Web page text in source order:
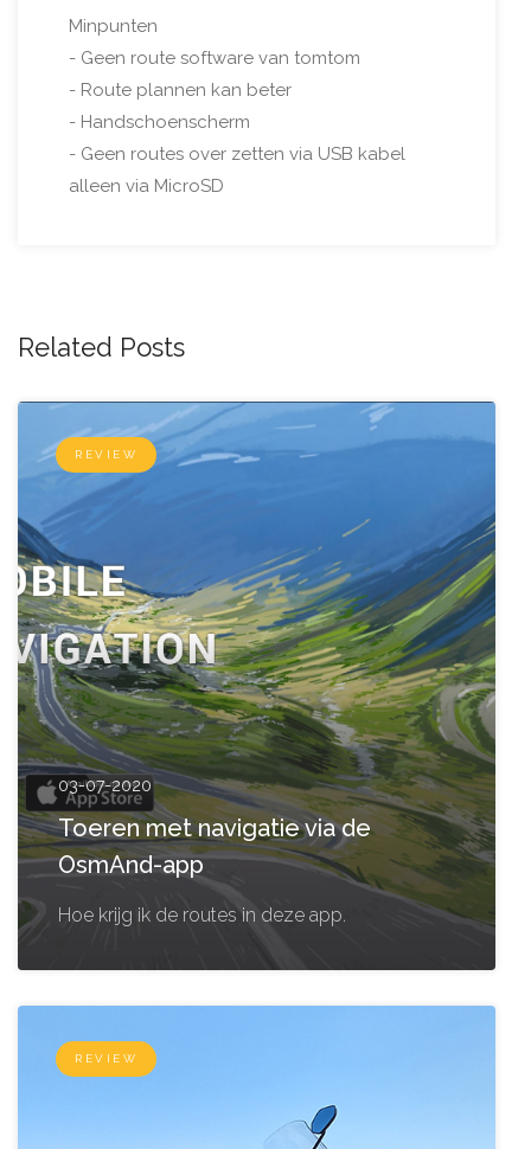
Minpunten
- Geen route software van tomtom
- Route plannen kan beter
- Handschoenscherm
- Geen routes over zetten via USB kabel
alleen via MicroSD
Related Posts
REVIEW
03-07-2020
Toeren met navigatie via de
OsmAnd-app
Hoe krijg ik de routes in deze app.
REVIEW